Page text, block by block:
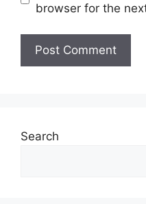
browser for the
Search